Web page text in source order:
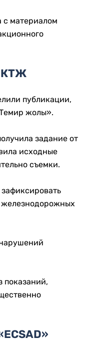
с материалом
КТЖ
публикации,
жолы».
задание от
исходные
съемки.
показаний,